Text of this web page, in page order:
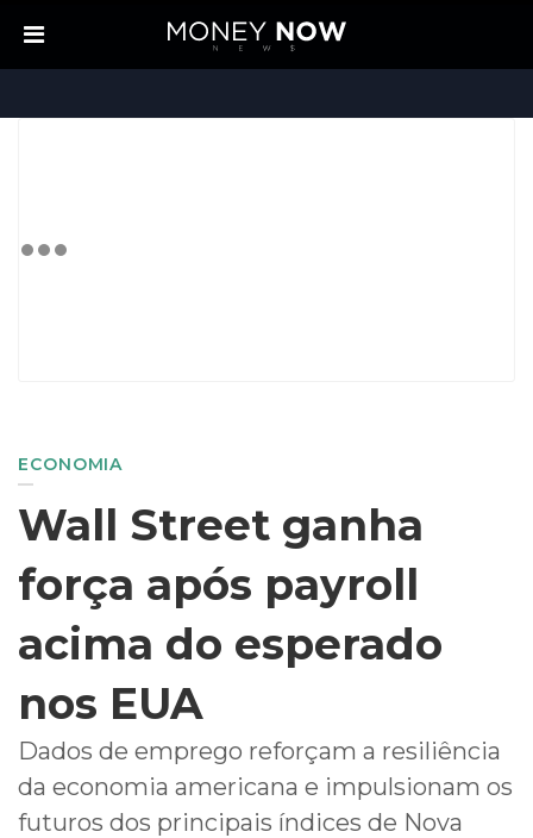
ECONOMIA
Wall Street ganha
força após payroll
acima do esperado
nos EUA
Dados de emprego reforçam a resiliência
da economia americana e impulsionam os
futuros dos principais índices de Nova